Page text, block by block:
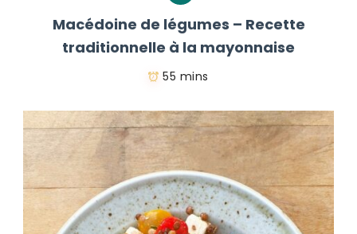
Macédoine de légumes – Recette
traditionnelle à la mayonnaise
55 mins